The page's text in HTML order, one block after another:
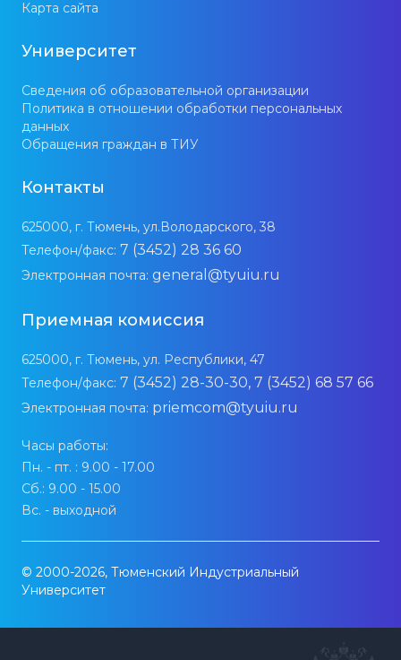
Карта сайта
Университет
Сведения об образовательной организации
Политика в отношении обработки персональных
данных
Обращения граждан в ТИУ
Контакты
625000, г. Тюмень, ул.Володарского, 38
Телефон/факс: 7 (3452) 28 36 60
Электронная почта: general@tyuiu.ru
Приемная комиссия
625000, г. Тюмень, ул. Республики, 47
Телефон/факс: 7 (3452) 28-30-30, 7 (3452) 68 57 66
Электронная почта: priemcom@tyuiu.ru
Часы работы:
Пн. - пт. : 9.00 - 17.00
Сб.: 9.00 - 15.00
Вс. - выходной
© 2000-2026, Тюменский Индустриальный
Университет